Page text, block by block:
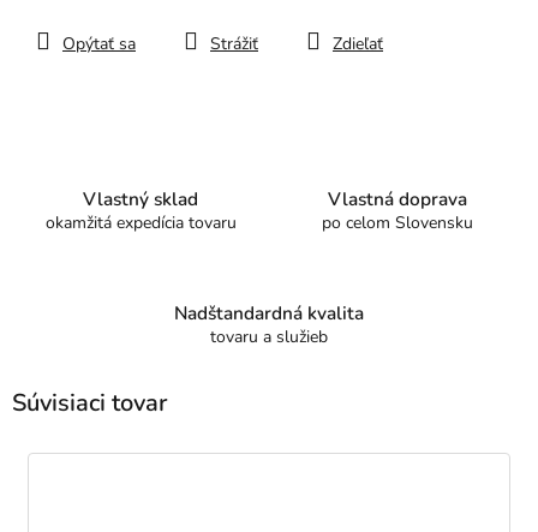
Opýtať sa Strážiť Zdieľať
Vlastný sklad
okamžitá expedícia tovaru
Vlastná doprava
po celom Slovensku
Nadštandardná kvalita
tovaru a služieb
Súvisiaci tovar